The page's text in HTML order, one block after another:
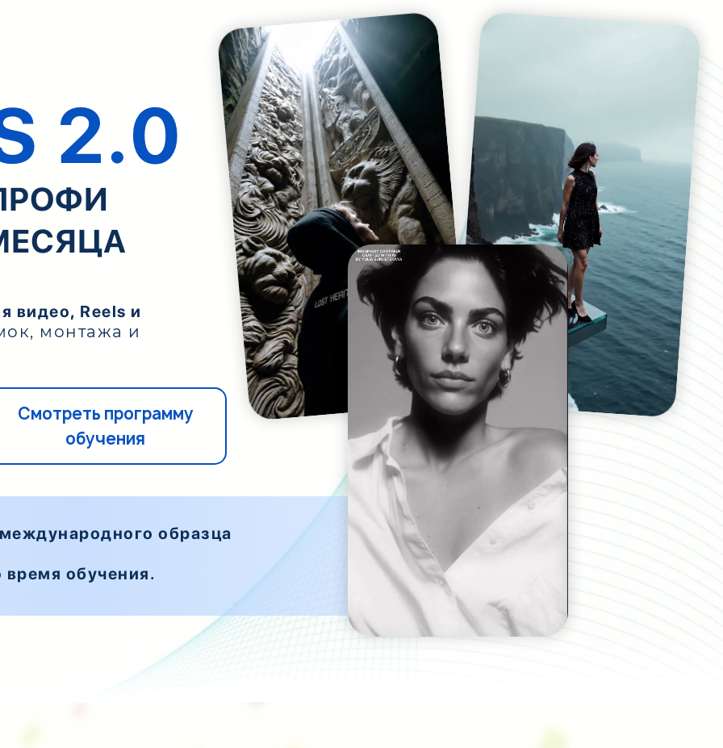
2.0
образца
обучения.
видео, Reels и
монтажа и
Смотреть программу
обучения